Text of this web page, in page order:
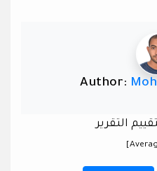
Author:
التقرير
]